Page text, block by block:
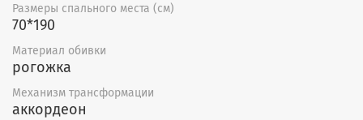
Размеры спального места (см)
70*190
Материал обивки
рогожка
Механизм трансформации
аккордеон